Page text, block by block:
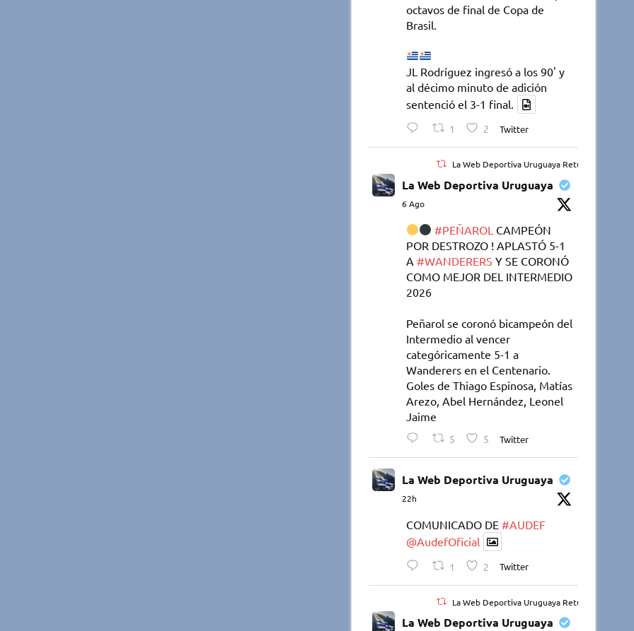
octavos de final de Copa de
Brasil.
JL Rodríguez ingresó a los 90' y
al décimo minuto de adición
sentenció el 3-1 final.
1 2 Twitter
La Web Deportiva Uruguaya Retuiteado
La Web Deportiva Uruguaya
6 Ago
#PEÑAROL CAMPEÓN
POR DESTROZO ! APLASTÓ 5-1
A#WANDERERS Y SE CORONÓ
COMO MEJOR DEL INTERMEDIO
2026
Peñarol se coronó bicampeón del
Intermedio al vencer
categóricamente 5-1 a
Wanderers en el Centenario.
Goles de Thiago Espinosa, Matías
Arezo, Abel Hernández, Leonel
Jaime
5 5 Twitter
La Web Deportiva Uruguaya
22h
COMUNICADO DE#AUDEF
@AudefOficial
1 2 Twitter
La Web Deportiva Uruguaya Retuiteado
La Web Deportiva Uruguaya